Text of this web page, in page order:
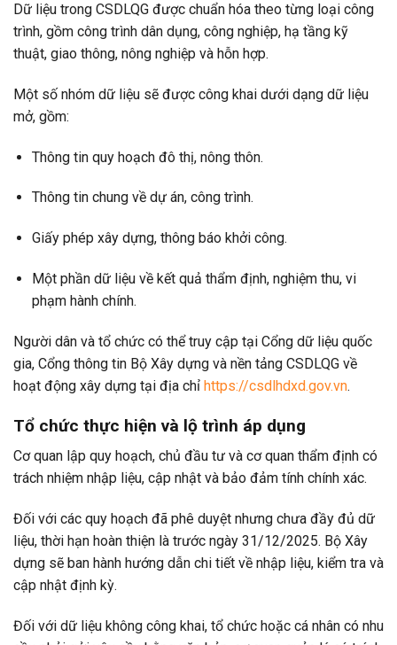
Dữ liệu trong CSDLQG được chuẩn hóa theo từng loại công
trình, gồm công trình dân dụng, công nghiệp, hạ tầng kỹ
thuật, giao thông, nông nghiệp và hỗn hợp.
Một số nhóm dữ liệu sẽ được công khai dưới dạng dữ liệu
mở, gồm:
Thông tin quy hoạch đô thị, nông thôn.
Thông tin chung về dự án, công trình.
Giấy phép xây dựng, thông báo khởi công.
Một phần dữ liệu về kết quả thẩm định, nghiệm thu, vi
phạm hành chính.
Người dân và tổ chức có thể truy cập tại Cổng dữ liệu quốc
gia, Cổng thông tin Bộ Xây dựng và nền tảng CSDLQG về
hoạt động xây dựng tại địa chỉ https://csdlhdxd.gov.vn.
Tổ chức thực hiện và lộ trình áp dụng
Cơ quan lập quy hoạch, chủ đầu tư và cơ quan thẩm định có
trách nhiệm nhập liệu, cập nhật và bảo đảm tính chính xác.
Đối với các quy hoạch đã phê duyệt nhưng chưa đầy đủ dữ
liệu, thời hạn hoàn thiện là trước ngày 31/12/2025. Bộ Xây
dựng sẽ ban hành hướng dẫn chi tiết về nhập liệu, kiểm tra và
cập nhật định kỳ.
Đối với dữ liệu không công khai, tổ chức hoặc cá nhân có nhu